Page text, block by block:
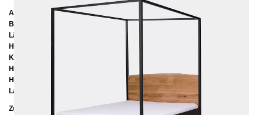
Abmessungen
Breite:
Länge:
Höhe:
Kopfteilhöhe:
Höhe bis zur Rahmenunterkante:
25 cm
Höhe bis zur Rahmenoberkante:
35 cm
Lattenrostabsenkung:
Zusätzliche Informationen